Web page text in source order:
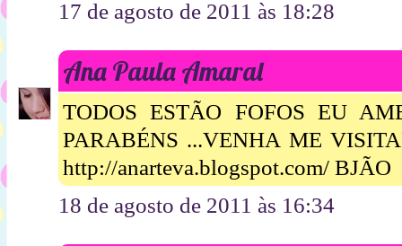
17 de agosto de 2011 às 18:28
Ana Paula Amaral
TODOS ESTÃO FOFOS EU
PARABÉNS ...VENHA ME
http://anarteva.blogspot.com/ BJÃO
18 de agosto de 2011 às 16:34